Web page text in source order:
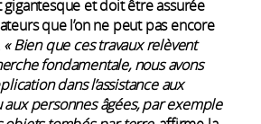
et doit être assurée
que l’on ne peut pas encore
« Bien que ces travaux relèvent
fondamentale, nous avons
dans l’assistance aux
personnes âgées, par exemple